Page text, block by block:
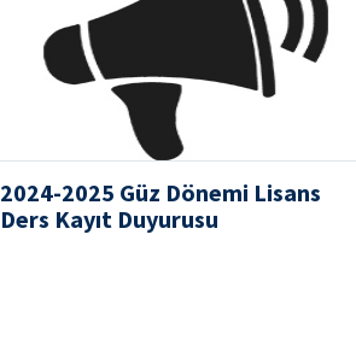
2024-2025 Güz Dönemi Lisans
Ders Kayıt Duyurusu